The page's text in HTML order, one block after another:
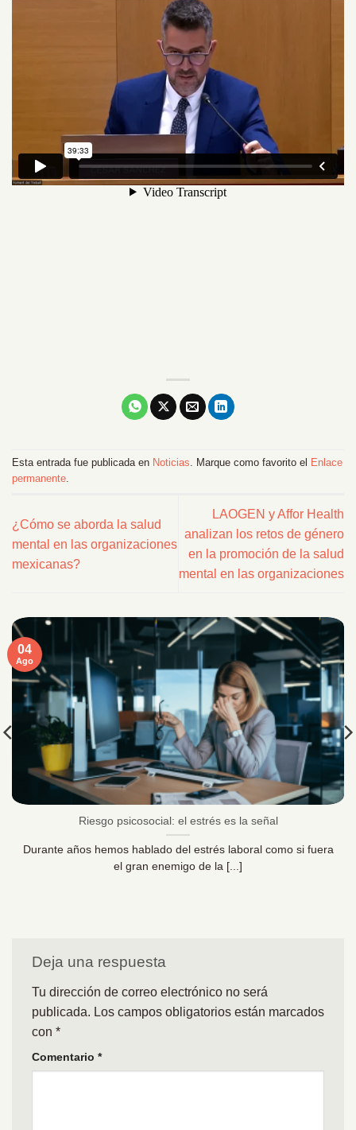
Esta entrada fue publicada en Noticias. Marque como favorito el Enlace
permanente.
¿Cómo se aborda la salud
mental en las organizaciones
mexicanas?
LAOGEN y Affor Health
analizan los retos de género
en la promoción de la salud
mental en las organizaciones
Riesgo psicosocial: el estrés es la señal
Durante años hemos hablado del estrés laboral como si fuera
el gran enemigo de la [...]
04
Ago
Deja una respuesta
Tu dirección de correo electrónico no será
publicada. Los campos obligatorios están marcados
con *
Comentario *